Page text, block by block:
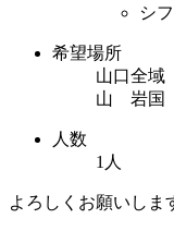
シ
希望場所
山口全
山 岩国
人数
1人
よろしくお願いし